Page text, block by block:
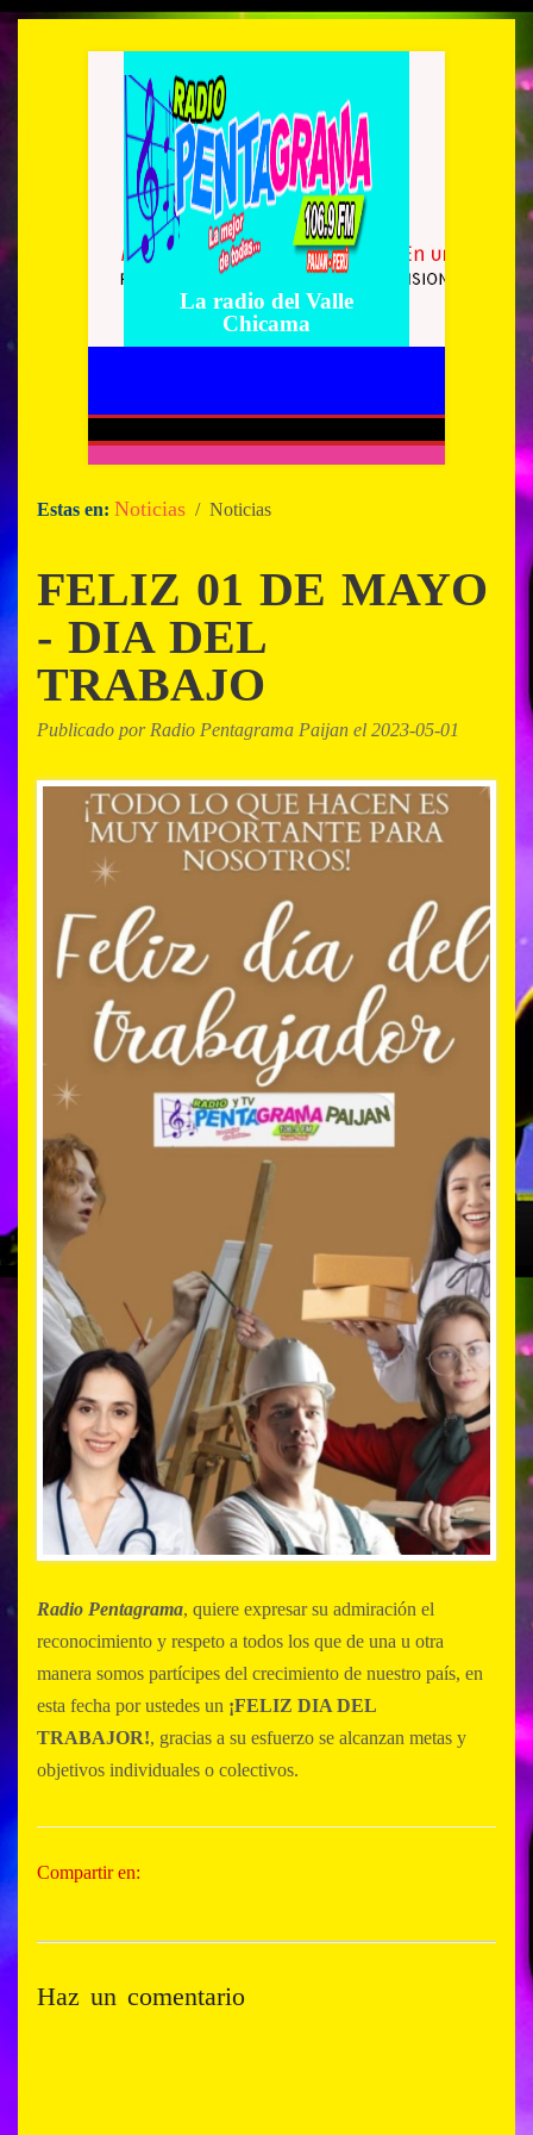
La radio del Valle
Chicama
Estas en: Noticias / Noticias
FELIZ 01 DE MAYO
- DIA DEL
TRABAJO
Publicado por Radio Pentagrama Paijan el 2023-05-01
Radio Pentagrama, quiere expresar su admiración el
reconocimiento y respeto a todos los que de una u otra
manera somos partícipes del crecimiento de nuestro país, en
esta fecha por ustedes un ¡FELIZ DIA DEL
TRABAJOR!, gracias a su esfuerzo se alcanzan metas y
objetivos individuales o colectivos.
Compartir en:
Haz un comentario